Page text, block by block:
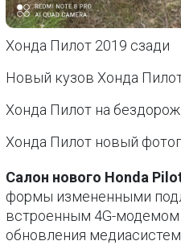
Хонда Пилот 2019 сзади
Новый кузов Хонда
Хонда Пилот на
Хонда Пилот новый
Салон нового Honda
формы измененными
встроенным 4G-модемом
обновления